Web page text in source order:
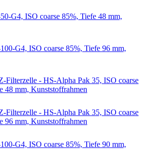
G4, ISO coarse 85%, Tiefe 48 mm,
G4, ISO coarse 85%, Tiefe 96 mm,
Filterzelle - HS-Alpha Pak 35, ISO coarse
48 mm, Kunststoffrahmen
Filterzelle - HS-Alpha Pak 35, ISO coarse
96 mm, Kunststoffrahmen
G4, ISO coarse 85%, Tiefe 90 mm,